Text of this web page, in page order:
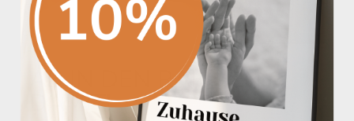
AB IN DEN RAHMEN
DAMIT!